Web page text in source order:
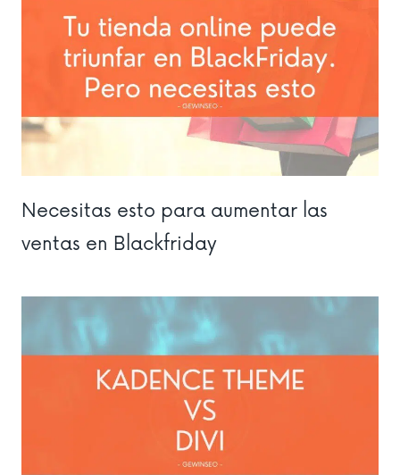
Necesitas esto para aumentar las
ventas en Blackfriday